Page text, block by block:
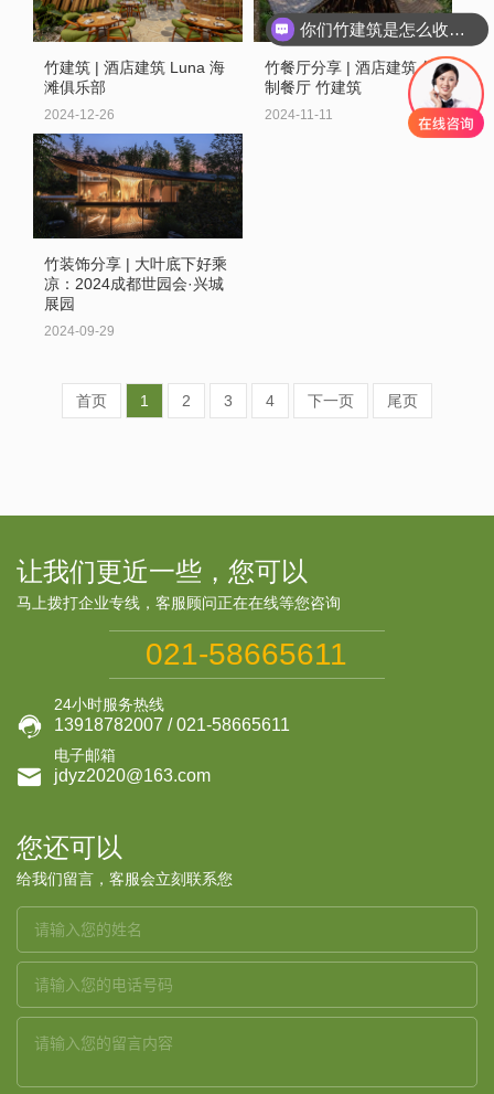
竹建筑 | 酒店建筑 Luna 海
滩俱乐部
2024-12-26
竹餐厅分享 | 酒店建筑 竹
制餐厅 竹建筑
2024-11-11
竹装饰分享 | 大叶底下好乘
凉：2024成都世园会·兴城
展园
2024-09-29
首页 1 2 3 4 下一页 尾页
让我们更近一些，您可以
马上拨打企业专线，客服顾问正在在线等您咨询
021-58665611

24小时服务热线
13918782007 / 021-58665611

电子邮箱
jdyz2020@163.com
您还可以
给我们留言，客服会立刻联系您
你们竹建筑是怎么收费的呢